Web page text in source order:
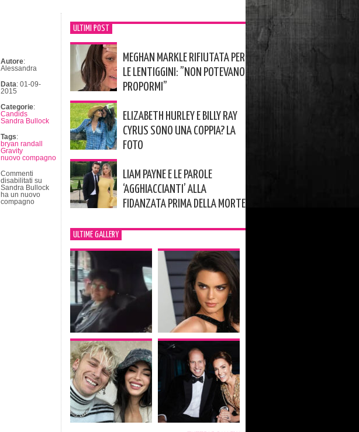
Autore:
Alessandra
Data: 01-09-
2015
Categorie:
Candids
Sandra Bullock
Tags:
bryan randall
Gravity
nuovo compagno
Commenti
disabilitati su
Sandra Bullock
ha un nuovo
compagno
ULTIMI POST
MEGHAN MARKLE RIFIUTATA PER
LE LENTIGGINI: ”NON POTEVANO
PROPORMI”
ELIZABETH HURLEY E BILLY RAY
CYRUS SONO UNA COPPIA? LA
FOTO
LIAM PAYNE E LE PAROLE
‘AGGHIACCIANTI’ ALLA
FIDANZATA PRIMA DELLA MORTE
ULTIME GALLERY